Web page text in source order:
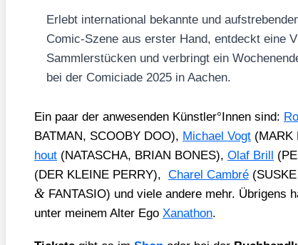
Erlebt inter­na­tio­nal bekann­te und
Comic-Sze­ne aus ers­ter Hand, ent­deckt eine
Samm­ler­stü­cken und ver­bringt ein
bei der Comic­ia­de 2025 in Aachen.
Ein paar der anwe­sen­den Künstler°Innen sind:
BATMAN, SCOOBY DOO), Micha­el Vogt (MARK
hout (NATASCHA, BRIAN BONES), Olaf Brill
(DER KLEINE PERRY), Cha­rel Cam­bré (SUSKE
& FANTASIO) und vie­le ande­re mehr. Übri­gens
unter mei­nem Alter Ego Xan­athon.